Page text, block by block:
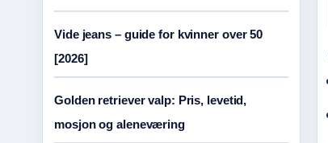
Vide jeans – guide for kvinner over 50
[2026]
Golden retriever valp: Pris, levetid,
mosjon og aleneværing